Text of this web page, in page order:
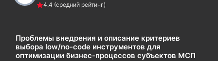
4.4 (средний рейтинг)
Проблемы внедрения и описание критериев
выбора low/no-code инструментов для
оптимизации бизнес-процессов субъектов МСП